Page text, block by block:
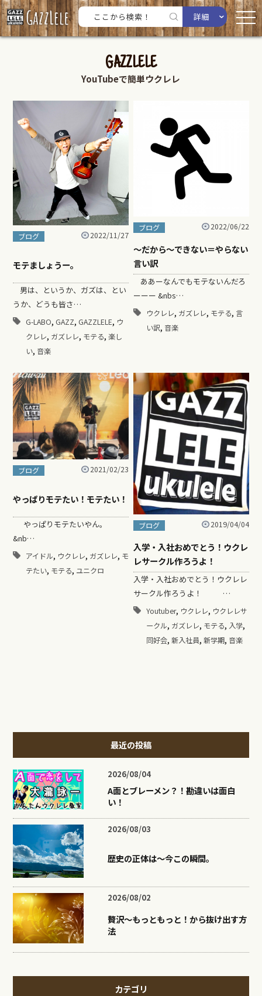
詳細
GAZZLELE
YouTubeで簡単ウクレレ
ブログ 2022/11/27
モテましょうー。
男は、というか、ガズは、とい
うか、どうも皆さ…
G-LABO, GAZZ, GAZZLELE, ウ
クレレ, ガズレレ, モテる, 楽し
い, 音楽
ブログ 2022/06/22
～だから～できない＝やらない
言い訳
ああーなんでもモテないんだろ
ーーー &nbs…
ウクレレ, ガズレレ, モテる, 言
い訳, 音楽
ブログ 2021/02/23
やっぱりモテたい！モテたい！
やっぱりモテたいやん。
&nb…
アイドル, ウクレレ, ガズレレ, モ
テたい, モテる, ユニクロ
ブログ 2019/04/04
入学・入社おめでとう！ウクレ
レサークル作ろうよ！
入学・入社おめでとう！ウクレレ
サークル作ろうよ！ …
Youtuber, ウクレレ, ウクレレサ
ークル, ガズレレ, モテる, 入学,
同好会, 新入社員, 新学期, 音楽
最近の投稿
2026/08/04
A面とブレーメン？！勘違いは面白
い！
2026/08/03
歴史の正体は〜今この瞬間。
2026/08/02
贅沢〜もっともっと！から抜け出す方
法
カテゴリ